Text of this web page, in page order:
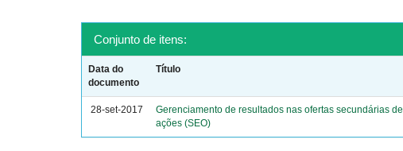
Conjunto de itens:
Data do
documento
Título
28-set-2017
Gerenciamento de resultados nas ofertas secundárias de
ações (SEO)